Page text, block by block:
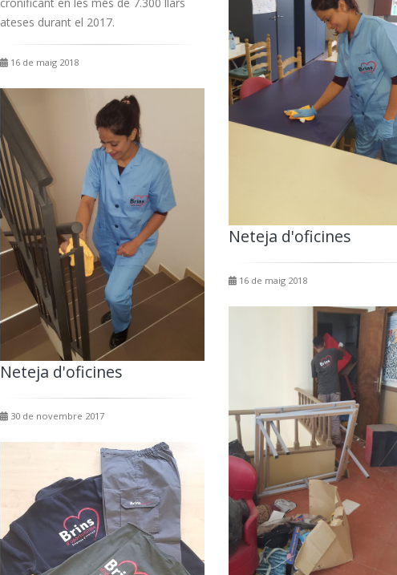
ateses durant el 2017.
Neteja d'oficines
16 de maig 2018
Neteja d'oficines
16 de maig 2018
30 de novembre 2017